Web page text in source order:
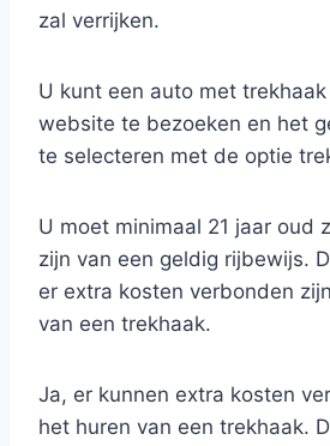
zal verrijken.
U kunt een auto met
website te bezoeken en het
te selecteren met de optie
U moet minimaal 21 jaar oud
zijn van een geldig rijbewijs.
er extra kosten verbonden
van een trekhaak.
Ja, er kunnen extra kosten
het huren van een trekhaak.